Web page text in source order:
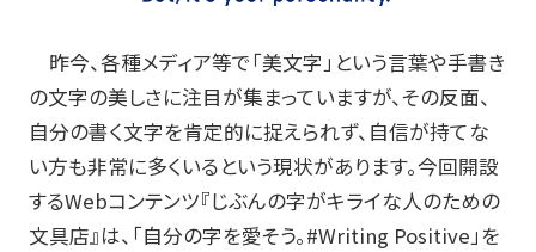
サポート
よくある質問
お問い合わせ
筆記具修理
昨今、各種メディア等で「美文字」という言葉や手書き
の文字の美しさに注目が集まっていますが、その反面、
自分の書く文字を肯定的に捉えられず、自信が持てな
い方も非常に多くいるという現状があります。今回開設
するWebコンテンツ『じぶんの字がキライな人のための
文具店』は、「自分の字を愛そう。#Writing Positive」を